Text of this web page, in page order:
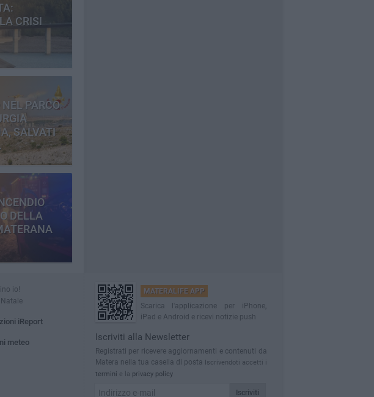
CRISI
PARCO
SALVATI
DELLA
io!
iReport
meteo
MATERALIFE APP
Scarica l'applicazione per iPhone,
iPad e Android e ricevi notizie push
Iscriviti alla Newsletter
Registrati per ricevere aggiornamenti e contenuti da
Matera nella tua casella di posta Iscrivendoti accetti i
termini e la privacy policy
Iscriviti